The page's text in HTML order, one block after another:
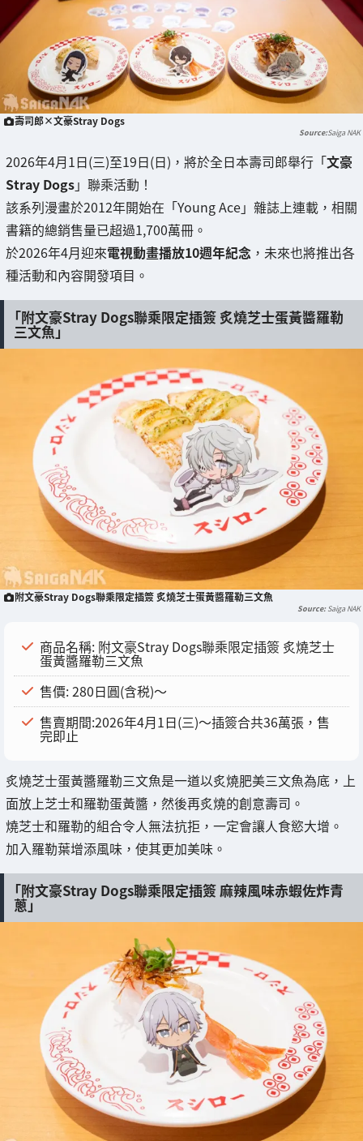
壽司郎×文豪Stray Dogs
Saiga NAK
2026年4月1日(三)至19日(日)，將於全日本壽司郎舉行「文豪
Stray Dogs」聯乘活動！
該系列漫畫於2012年開始在「Young Ace」雜誌上連載，相關
書籍的總銷售量已超過1,700萬冊。
於2026年4月迎來電視動畫播放10週年紀念 ，未來也將推出各
種活動和內容開發項目。
「附文豪Stray Dogs聯乘限定插簽 炙燒芝士蛋黃醬羅勒
三文魚」
附文豪Stray Dogs聯乘限定插簽 炙燒芝士蛋黃醬羅勒三文魚
Saiga NAK
商品名稱: 附文豪Stray Dogs聯乘限定插簽 炙燒芝士
蛋黃醬羅勒三文魚
售價: 280日圓(含税)～
售賣期間:2026年4月1日(三)～插簽合共36萬張，售
完即止
炙燒芝士蛋黃醬羅勒三文魚是一道以炙燒肥美三文魚為底，上
面放上芝士和羅勒蛋黃醬，然後再炙燒的創意壽司。
燒芝士和羅勒的組合令人無法抗拒，一定會讓人食慾大增。
加入羅勒葉增添風味，使其更加美味。
「附文豪Stray Dogs聯乘限定插簽 麻辣風味赤蝦佐炸青
蔥」